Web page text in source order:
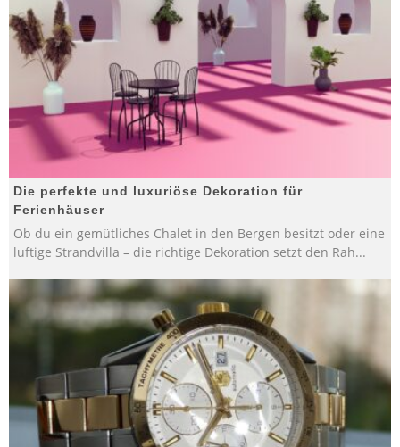
Die perfekte und luxuriöse Dekoration für
Ferienhäuser
Ob du ein gemütliches Chalet in den Bergen besitzt oder eine
luftige Strandvilla – die richtige Dekoration setzt den Rah...